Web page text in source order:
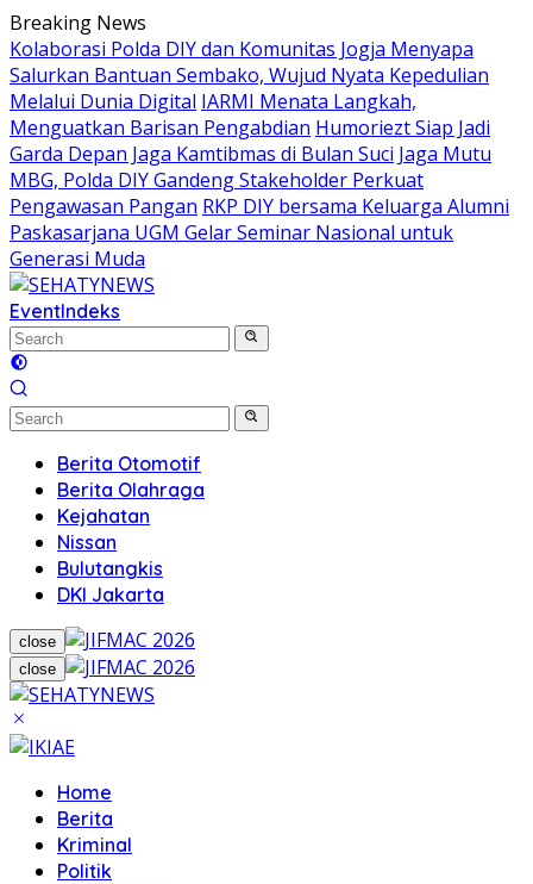
Skip
to
content
Breaking News
Kolaborasi Polda DIY dan Komunitas Jogja Menyapa
Salurkan Bantuan Sembako, Wujud Nyata Kepedulian
Melalui Dunia Digital IARMI Menata Langkah,
Menguatkan Barisan Pengabdian Humoriezt Siap Jadi
Garda Depan Jaga Kamtibmas di Bulan Suci Jaga Mutu
MBG, Polda DIY Gandeng Stakeholder Perkuat
Pengawasan Pangan RKP DIY bersama Keluarga Alumni
Paskasarjana UGM Gelar Seminar Nasional untuk
Generasi Muda
EventIndeks
Berita Otomotif
Berita Olahraga
Kejahatan
Nissan
Bulutangkis
DKI Jakarta
close
close
Home
Berita
Kriminal
Politik